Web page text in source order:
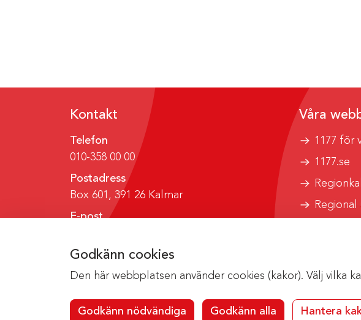
Godkänn cookies
Den här webbplatsen använder cookies (kakor). Välj vilka
Godkänn nödvändiga Godkänn alla Hantera
Kontakt
Telefon
010-358 00 00
Postadress
Box 601, 391 26 Kalmar
E-post
Våra
1177 för
1177.se